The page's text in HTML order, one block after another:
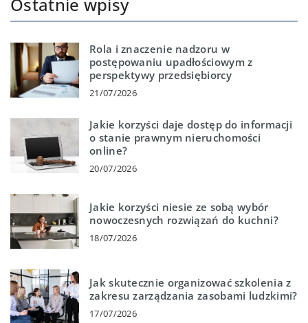
Ostatnie wpisy
Rola i znaczenie nadzoru w
postępowaniu upadłościowym z
perspektywy przedsiębiorcy
21/07/2026
Jakie korzyści daje dostęp do informacji
o stanie prawnym nieruchomości
online?
20/07/2026
Jakie korzyści niesie ze sobą wybór
nowoczesnych rozwiązań do kuchni?
18/07/2026
Jak skutecznie organizować szkolenia z
zakresu zarządzania zasobami ludzkimi?
17/07/2026